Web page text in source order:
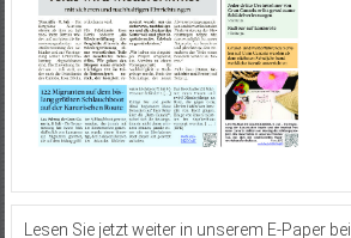
Lesen Sie jetzt weiter in unserem E-Paper bei